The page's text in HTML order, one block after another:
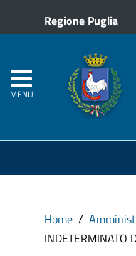
Regione Puglia
MENU
Home
INDETERMINATO